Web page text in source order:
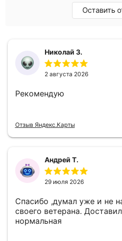
Оставить
Николай З.
2 августа 2026
Рекомендую
Отзыв Яндекс.Карты
Андрей Т.
29 июля 2026
Спасибо ,думал уже и не
своего ветерана.
нормальная